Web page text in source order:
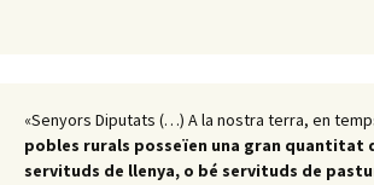
«Senyors Diputats (…) A la nostra terra, en
pobles rurals posseïen una gran quantitat
servituds de llenya, o bé servituds de